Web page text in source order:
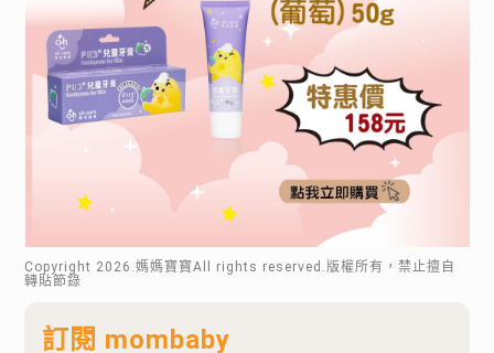
Copyright 2026 .媽媽寶寶All rights reserved.版權所有，禁止擅自
轉貼節錄
訂閱 mombaby